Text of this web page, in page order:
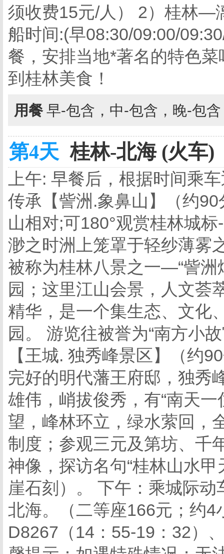
须收费15元/人） 2）桂林—
船时间:(早08:30/09:00/
餐，安排当地*著名的特色
到桂林美食！
用餐 早-包含，中-包含，晚-包
第4天 桂林-北海 (火车)
上午: 早餐后，根据时间乘
传承【訾洲.象鼻山】（约
山相对;可180°观赏桂林城
渺之时洲上笼罩于轻纱薄雾
被称为桂林八景之一—“訾洲
园；这里江山会景，人文荟
精华，是一个集生态、文化
园。 游览往被誉为“南方小
【王城. 独秀峰景区】（约
完好的明代藩王府邸，独秀
雄伟，峭拔俊秀，有“南天
望，峰林环立，绿水萦回，
制度；参观三元及第坊、千
神像，探访名句“桂林山水
崖石刻）。 下午：乘城际
北海。（二等座166元；约4
D8267（14：55-19：32）